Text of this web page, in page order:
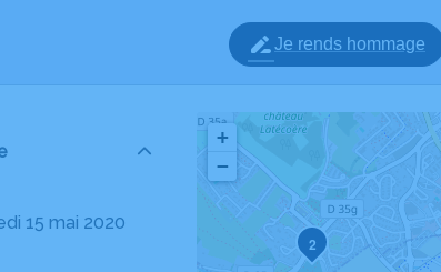
Je rends hommage
2
+
−